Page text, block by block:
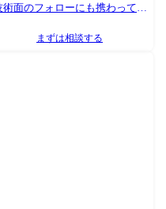
面のフォローにも携わってい
(約3割)・二次請け合計で7〜8
多様なプロジェクトに参画い
装 ・Dataverse等を用いたデー
合調査、運用保守対応 ・顧客
に応じたMicrosoft
まずは相談する